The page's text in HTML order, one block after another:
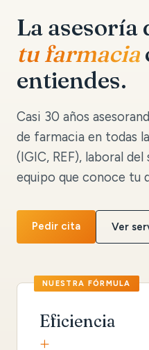
La asesoría
tu farmacia
entiendes.
Casi 30 años
de farmacia en todas
(IGIC, REF), laboral
equipo que conoce tu
Pedir cita Ver
Eficiencia
+